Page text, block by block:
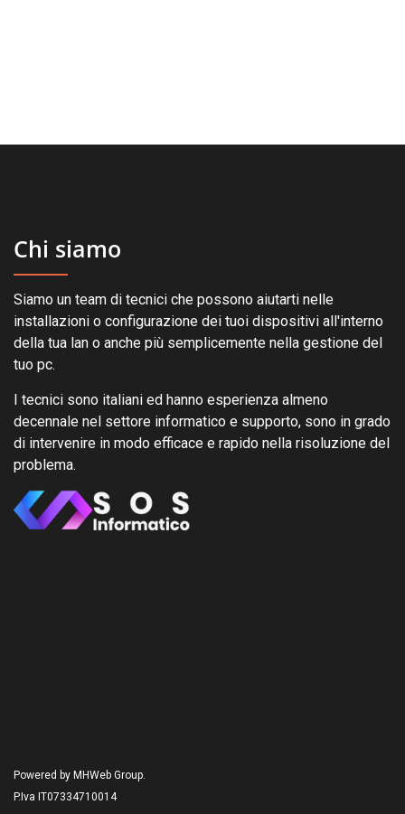
Chi siamo
Siamo un team di tecnici che possono aiutarti nelle
installazioni o configurazione dei tuoi dispositivi all'interno
della tua lan o anche più semplicemente nella gestione del
tuo pc.
I tecnici sono italiani ed hanno esperienza almeno
decennale nel settore informatico e supporto, sono in grado
di intervenire in modo efficace e rapido nella risoluzione del
problema.
Powered by MHWeb Group.
P.Iva IT07334710014